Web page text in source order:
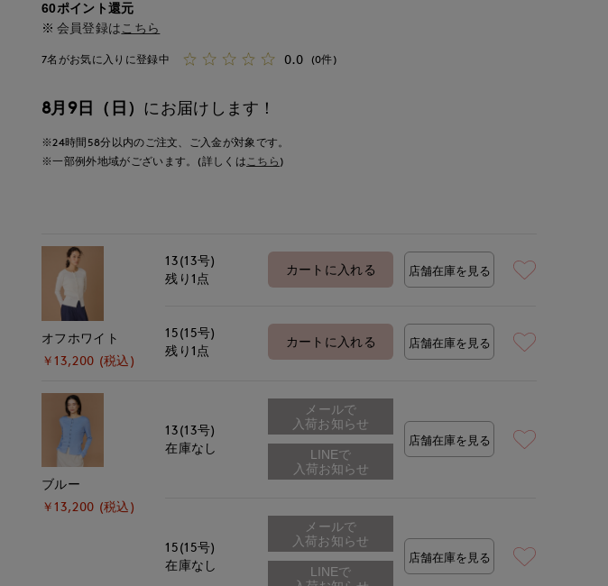
60ポイント還元
会員登録は こちら
7名がお気に入りに登録中 0.0 (0件)
8月9日（日） にお届けします！
※24時間 58分以内のご注文、ご入金が対象です。
※一部例外地域がございます。(詳しくはこちら )
オフホワイト
￥13,200 (税込)
13(13号)
残り1点
カートに入れる 店舗在庫を見る
15(15号)
残り1点
カートに入れる 店舗在庫を見る
ブルー
￥13,200 (税込)
13(13号)
在庫なし
メールで
入荷お知らせ
店舗在庫を見る
15(15号)
在庫なし
メールで
入荷お知らせ
店舗在庫を見る